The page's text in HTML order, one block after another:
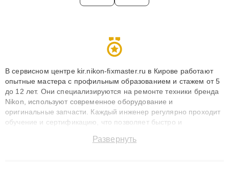
В сервисном центре kir.nikon-fixmaster.ru в Кирове работают
опытные мастера с профильным образованием и стажем от 5
до 12 лет. Они специализируются на ремонте техники бренда
Nikon, используют современное оборудование и
оригинальные запчасти. Каждый инженер регулярно проходит
обучение и сертификацию, что позволяет быстро и
сохранением гарантии до 3 лет. Наши мастера решают
Развернуть